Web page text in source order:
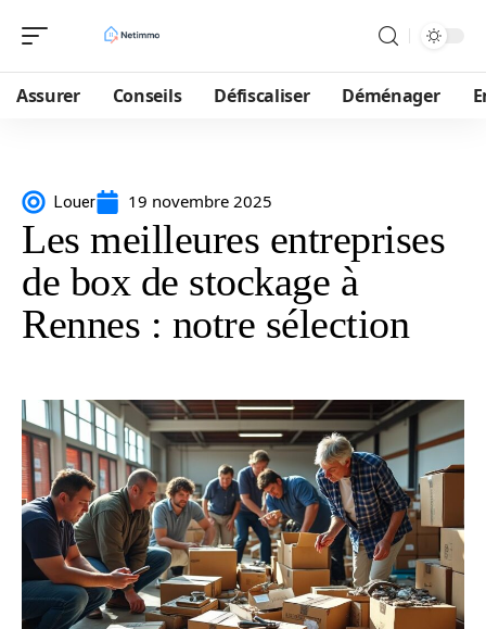
Assurer Conseils Défiscaliser Déménager
Louer 19 novembre 2025
Les meilleures entreprises
de box de stockage à
Rennes : notre sélection